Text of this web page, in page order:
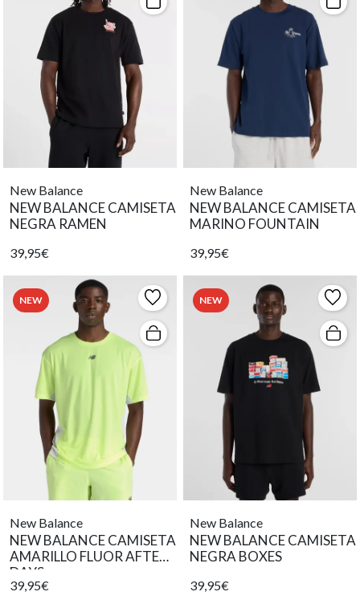
New Balance
NEW BALANCE CAMISETA
NEGRA RAMEN
39,95€
New Balance
NEW BALANCE CAMISETA
MARINO FOUNTAIN
39,95€
NEW
New Balance
NEW BALANCE CAMISETA
AMARILLO FLUOR AFTER
DAYS
39,95€
NEW
New Balance
NEW BALANCE CAMISETA
NEGRA BOXES
39,95€